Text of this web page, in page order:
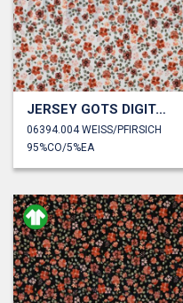
JERSEY GOTS DIGITAL BLUMEN
06394.004 WEISS/PFIRSICH
95%CO/5%EA